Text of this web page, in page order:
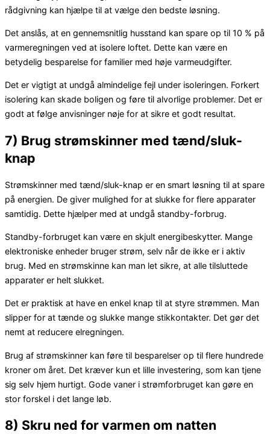
rådgivning kan hjælpe til at vælge den bedste løsning.
Det anslås, at en gennemsnitlig husstand kan spare op til 10 % på
varmeregningen ved at isolere loftet. Dette kan være en
betydelig besparelse for familier med høje varmeudgifter.
Det er vigtigt at undgå almindelige fejl under isoleringen. Forkert
isolering kan skade boligen og føre til alvorlige problemer. Det er
godt at følge anvisninger nøje for at sikre et godt resultat.
7) Brug strømskinner med tænd/sluk-
knap
Strømskinner med tænd/sluk-knap er en smart løsning til at spare
på energien. De giver mulighed for at slukke for flere apparater
samtidig. Dette hjælper med at undgå standby-forbrug.
Standby-forbruget kan være en skjult energibeskytter. Mange
elektroniske enheder bruger strøm, selv når de ikke er i aktiv
brug. Med en strømskinne kan man let sikre, at alle tilsluttede
apparater er helt slukket.
Det er praktisk at have en enkel knap til at styre strømmen. Man
slipper for at tænde og slukke mange stikkontakter. Det gør det
nemt at reducere elregningen.
Brug af strømskinner kan føre til besparelser op til flere hundrede
kroner om året. Det kræver kun et lille investering, som kan tjene
sig selv hjem hurtigt. Gode vaner i strømforbruget kan gøre en
stor forskel i det lange løb.
8) Skru ned for varmen om natten